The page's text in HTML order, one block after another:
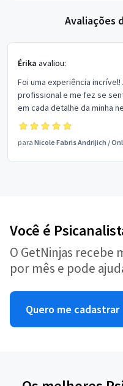
Avaliações
Érika avaliou:
Foi uma experiência
profissional e me fez se
em cada detalhe da minha
conseguimos interagir muito
para Nicole Fabris Andrijich /
Você é
O GetNinjas recebe
por mês e pode
Quero me cadastrar